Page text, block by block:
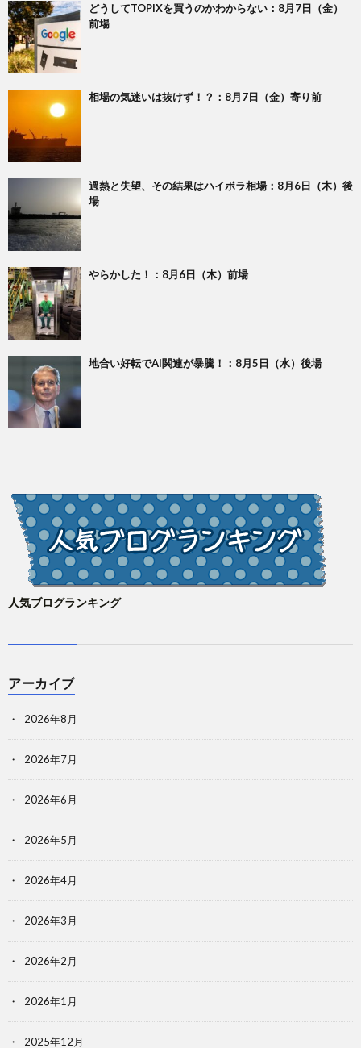
どうしてTOPIXを買うのかわからない：8月7日（金）
前場
相場の気迷いは抜けず！？：8月7日（金）寄り前
過熱と失望、その結果はハイボラ相場：8月6日（木）後
場
やらかした！：8月6日（木）前場
地合い好転でAI関連が暴騰！：8月5日（水）後場
人気ブログランキング
アーカイブ
2026年8月
2026年7月
2026年6月
2026年5月
2026年4月
2026年3月
2026年2月
2026年1月
2025年12月